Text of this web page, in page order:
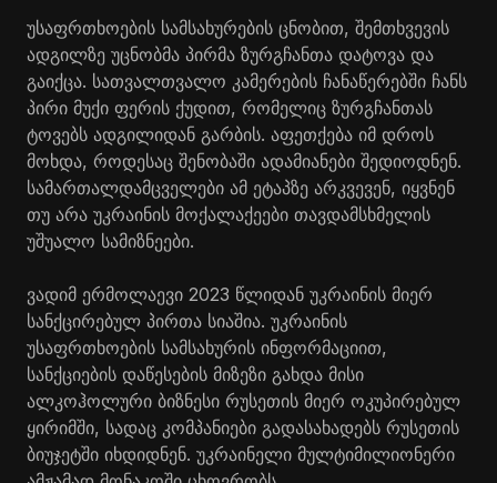
უსაფრთხოების სამსახურების ცნობით, შემთხვევის
ადგილზე უცნობმა პირმა ზურგჩანთა დატოვა და
გაიქცა. სათვალთვალო კამერების ჩანაწერებში ჩანს
პირი მუქი ფერის ქუდით, რომელიც ზურგჩანთას
ტოვებს ადგილიდან გარბის. აფეთქება იმ დროს
მოხდა, როდესაც შენობაში ადამიანები შედიოდნენ.
სამართალდამცველები ამ ეტაპზე არკვევენ, იყვნენ
თუ არა უკრაინის მოქალაქეები თავდამსხმელის
უშუალო სამიზნეები.
ვადიმ ერმოლაევი 2023 წლიდან უკრაინის მიერ
სანქცირებულ პირთა სიაშია. უკრაინის
უსაფრთხოების სამსახურის ინფორმაციით,
სანქციების დაწესების მიზეზი გახდა მისი
ალკოჰოლური ბიზნესი რუსეთის მიერ ოკუპირებულ
ყირიმში, სადაც კომპანიები გადასახადებს რუსეთის
ბიუჯეტში იხდიდნენ. უკრაინელი მულტიმილიონერი